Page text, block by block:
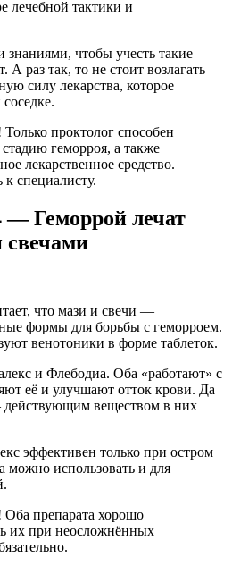
лечебной тактики и
чтобы учесть такие
А раз так, то не стоит возлагать
силу лекарства, которое
проктолог способен
геморроя, а также
лекарственное средство.
к специалисту.
Геморрой лечат
свечами
что мази и свечи —
формы для борьбы с геморроем.
венотоники в форме таблеток.
и Флебодиа. Оба «работают» с
её и улучшают отток крови. Да
веществом в них
эффективен только при остром
можно использовать и для
препарата хорошо
их при неосложнённых